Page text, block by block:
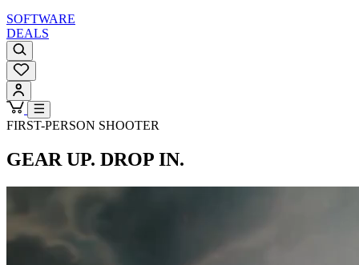
SOFTWARE
DEALS
FIRST-PERSON SHOOTER
GEAR UP. DROP IN.